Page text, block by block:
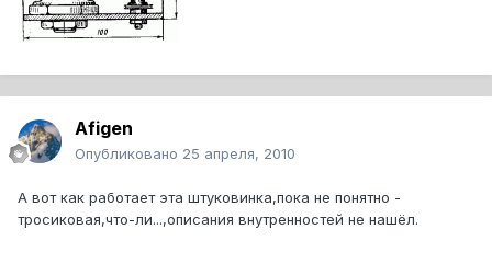
Afigen
Опубликовано 25 апреля, 2010
А вот как работает эта штуковинка,пока не понятно -
тросиковая,что-ли...,описания внутренностей не нашёл.